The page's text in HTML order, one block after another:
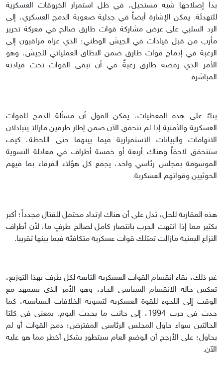
بدا إصلاحها شبه مستحيل، في ظل استمرار الخروقات العسكرية
للتهدئة. يمكن الإشارة أيضاً في جدلية صعوبة الدمج العسكري، إلى
الرد السلبي على عرض مشاركة قوات طارق صالح في معركة تحرير
مأرب من قبل قيادات في الجيش الوطني؛ الذي عزاه مراقبون إلى
الرغبة في إدماج قوات طارق ضمن النطاق العملياتي للجيش، وهو
الأمر الذي رفضه طارق رغبةً في أن تبقى القوات تحت قيادته
المباشرة.
بناءً على هذه المعطيات، يمكن القول أن مسألة الدمج للقوات
العسكرية والأمنية إذا لم تتحقق الآن ضمن إطار طرفين مازالا يتبادلان
الاتهامات والبيانات الاستفزازية فيما بينهما حتى اللحظة، كيف
ستتحقق لاحقاً وهناك أربعة أو خمسة أطراف في معادلة التسوية
الموسومة بمجلس رئاسي واحد، يجمع كل هؤلاء الفرقاء بما فيهم
الحوثيين وقواتهم العسكرية.
هذه المقاربة للحل، تدل على أن هناك ارتداد محتمل للقتال مجدداً؛ أكبر
بكثير مما إذا انتهت الحرب بانتصار كامل لصالح طرفٍ ما، لأن أطراف
النزاع اليمنية مازالت تمتلك قوات عسكرية متكافئة فيما بينها تقريبا.
غير ذلك، بقاء انقسام القوات العسكرية التابعة لكل طرف بهذا التوزيع،
تعكس حالة الانقسام السياسي الحاد، وهو الأمر الذي سيمهد مع
الوقت إلى اللجوء للقوة العسكرية لتسوية الخلافات السياسية، كما
حدث في حرب 1994، إلى جانب ما يحدث اليوم. بمعنى في كلتا
الحالتين سواء حاول المجلس الرئاسي المفترض؛ دمج القوات أو لم
يحاول؛ على الأرجح أن الوضع العام سيتطور بشكل أخطر مما هو عليه
الآن.